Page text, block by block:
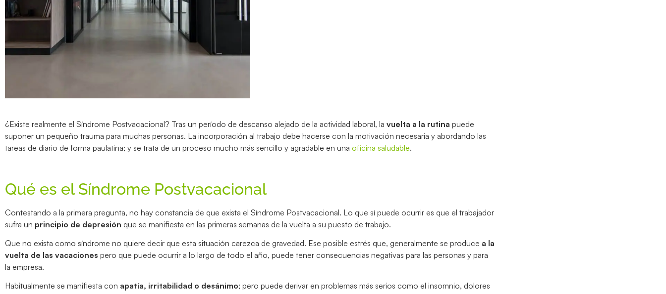
¿Existe realmente el Síndrome Postvacacional? Tras un período de descanso alejado de la actividad laboral, la vuelta a la rutina puede
suponer un pequeño trauma para muchas personas. La incorporación al trabajo debe hacerse con la motivación necesaria y abordando las
tareas de diario de forma paulatina; y se trata de un proceso mucho más sencillo y agradable en una oficina saludable.
Qué es el Síndrome Postvacacional
Contestando a la primera pregunta, no hay constancia de que exista el Síndrome Postvacacional. Lo que sí puede ocurrir es que el trabajador
sufra un principio de depresión que se manifiesta en las primeras semanas de la vuelta a su puesto de trabajo.
Que no exista como síndrome no quiere decir que esta situación carezca de gravedad. Ese posible estrés que, generalmente se produce a la
vuelta de las vacaciones pero que puede ocurrir a lo largo de todo el año, puede tener consecuencias negativas para las personas y para
la empresa.
Habitualmente se manifiesta con apatía, irritabilidad o desánimo; pero puede derivar en problemas más serios como el insomnio, dolores